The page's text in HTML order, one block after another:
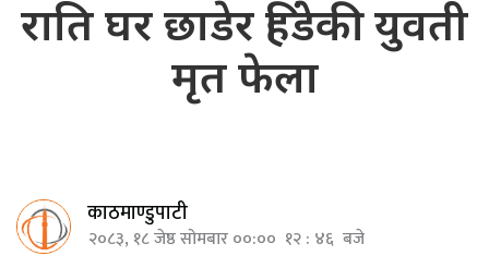
राति घर छाडेर हिंडेकी युवती
मृत फेला
काठमाण्डुपाटी
२०८३, १८ जेष्ठ सोमबार ००:०० १२ : ४६ बजे